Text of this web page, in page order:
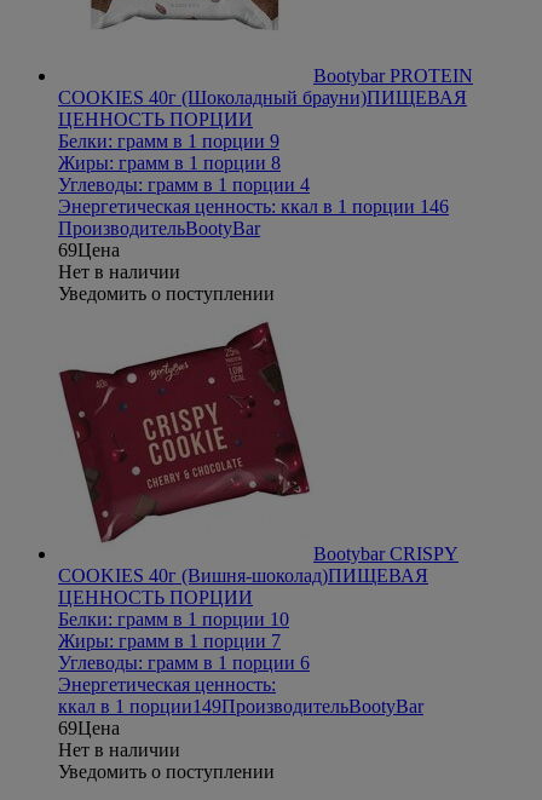
Bootybar PROTEIN
COOKIES 40г (Шоколадный брауни)ПИЩЕВАЯ
ЦЕННОСТЬ ПОРЦИИ
Белки: грамм в 1 порции 9
Жиры: грамм в 1 порции 8
Углеводы: грамм в 1 порции 4
Энергетическая ценность: ккал в 1 порции 146
ПроизводительBootyBar
69Цена
Нет в наличии
Уведомить о поступлении
Bootybar CRISPY
COOKIES 40г (Вишня-шоколад)ПИЩЕВАЯ
ЦЕННОСТЬ ПОРЦИИ
Белки: грамм в 1 порции 10
Жиры: грамм в 1 порции 7
Углеводы: грамм в 1 порции 6
Энергетическая ценность:
ккал в 1 порции149ПроизводительBootyBar
69Цена
Нет в наличии
Уведомить о поступлении